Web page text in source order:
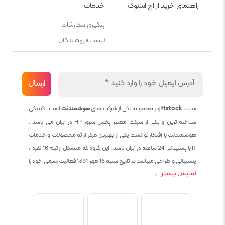
راهنمای خرید از اچ استوک خدمات
پیگیری سفارشات
لیست فروشندگان
سایتHstockزیر مجموعه یکی از شرکت هایهوشمندنتاست . که یکی
شناخته ترین و یکی از شرکت معتبر پخش سرور HP در ایران می باشد .
هوشمندنت با افتخار توانست یکی از بهترین مرکز ارائه محصولات و خدمات
IT با پشتیبانی 24 ساعته در ایران باشد . این گروه که متشکل از تیم 16 نفره ،
پشتیبانی و طراحی میباشد در تاریخ شنبه 16 مهر 1391 فعالیت رسمی خود را
نمایش بیشتر